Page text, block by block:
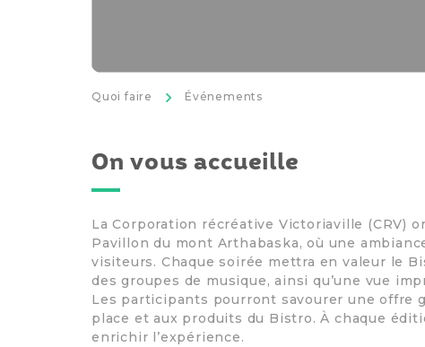
Quoi faire >
Événements
On vous accueille
La Corporation récréative Victoriaville (CRV)
Pavillon du mont Arthabaska, où une
visiteurs. Chaque soirée mettra en valeur le
des groupes de musique, ainsi qu’une vue
Les participants pourront savourer une offre
place et aux produits du Bistro. À chaque
enrichir l’expérience.